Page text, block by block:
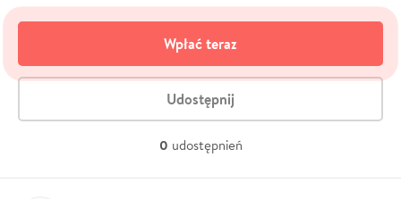
Wpłać teraz
Udostępnij
0 udostępnień